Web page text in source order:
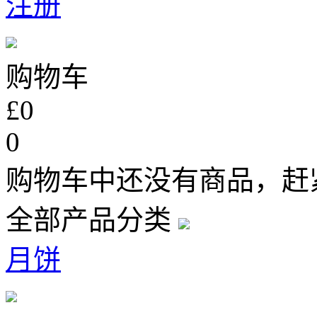
购物车
£0
0
购物车中还没有商品，
全部产品分类
月饼